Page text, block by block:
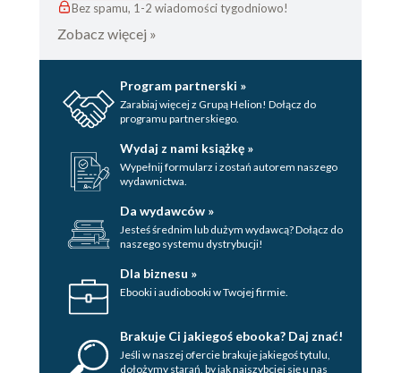
Bez spamu, 1-2 wiadomości tygodniowo!
Zobacz więcej »
Program partnerski »
Zarabiaj więcej z Grupą Helion! Dołącz do
programu partnerskiego.
Wydaj z nami książkę »
Wypełnij formularz i zostań autorem naszego
wydawnictwa.
Da wydawców »
Jesteś średnim lub dużym wydawcą? Dołącz do
naszego systemu dystrybucji!
Dla biznesu »
Ebooki i audiobooki w Twojej firmie.
Brakuje Ci jakiegoś ebooka? Daj znać!
Jeśli w naszej ofercie brakuje jakiegoś tytulu,
dołożymy starań, by jak najszybciej się u nas